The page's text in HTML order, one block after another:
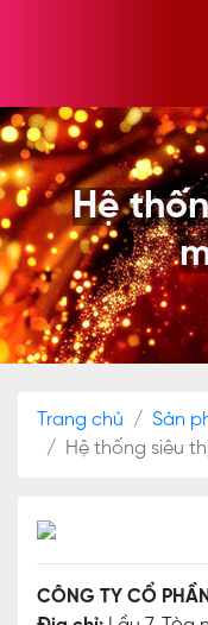
Hệ
Trang chủ
Sản
Hệ thống siêu
CÔNG TY CỔ